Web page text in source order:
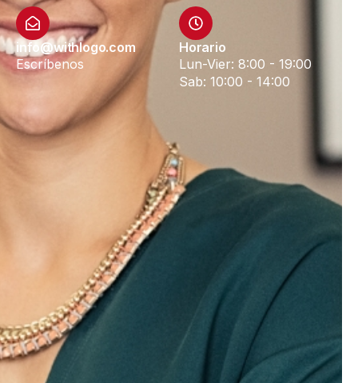
info@withlogo.com
Escríbenos
Horario
Lun-Vier: 8:00 - 19:00
Sab: 10:00 - 14:00